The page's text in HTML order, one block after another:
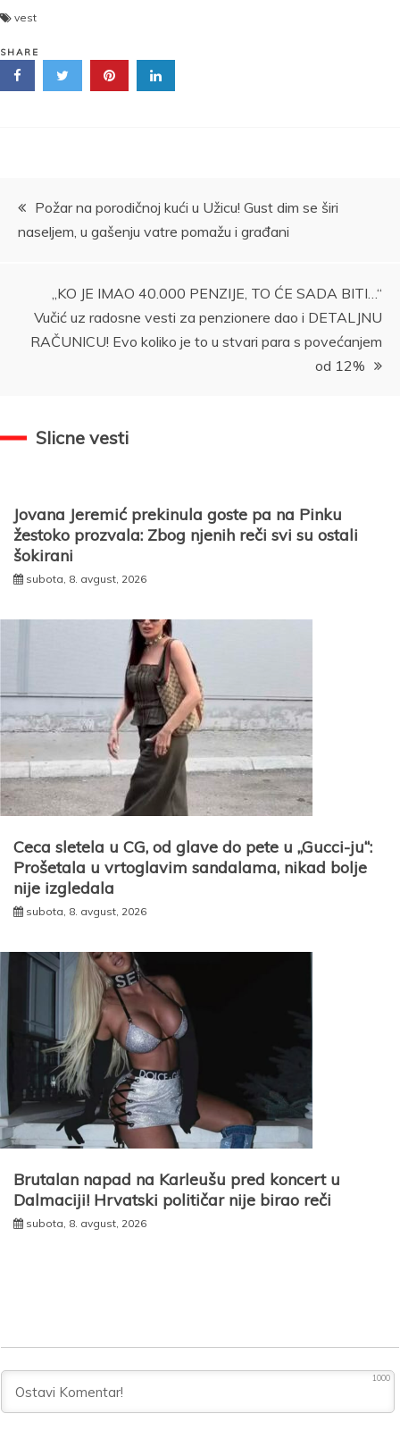
vest
SHARE
Kretanje
članka
Požar na porodičnoj kući u Užicu! Gust dim se širi
naseljem, u gašenju vatre pomažu i građani
„KO JE IMAO 40.000 PENZIJE, TO ĆE SADA BITI…“
Vučić uz radosne vesti za penzionere dao i DETALJNU
RAČUNICU! Evo koliko je to u stvari para s povećanjem
od 12%
Slicne vesti
Jovana Jeremić prekinula goste pa na Pinku
žestoko prozvala: Zbog njenih reči svi su ostali
šokirani
subota, 8. avgust, 2026
Ceca sletela u CG, od glave do pete u „Gucci-ju“:
Prošetala u vrtoglavim sandalama, nikad bolje
nije izgledala
subota, 8. avgust, 2026
Brutalan napad na Karleušu pred koncert u
Dalmaciji! Hrvatski političar nije birao reči
subota, 8. avgust, 2026
1000